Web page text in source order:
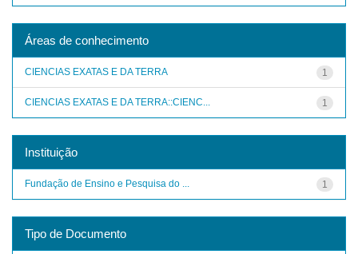
Áreas de conhecimento
1
CIENCIAS EXATAS E DA TERRA
1
CIENCIAS EXATAS E DA TERRA::CIENC...
Instituição
1
Fundação de Ensino e Pesquisa do ...
Tipo de Documento